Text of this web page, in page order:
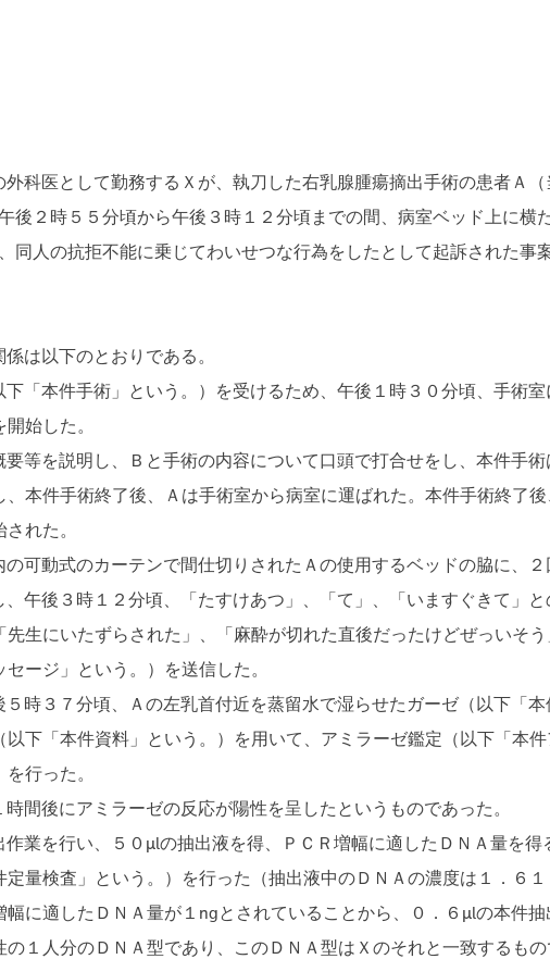
科医として勤務するＸが、執刀した右乳腺腫瘍摘出手術の患者Ａ
後２時５５分頃から午後３時１２分頃までの間、病室ベッド上に横
人の抗拒不能に乗じてわいせつな行為をしたとして起訴された事案
以下のとおりである。
「本件手術」という。）を受けるため、午後１時３０分頃、手術
始した。
等を説明し、Ｂと手術の内容について口頭で打合せをし、本件手
本件手術終了後、Ａは手術室から病室に運ばれた。本件手術終了
れた。
可動式のカーテンで間仕切りされたＡの使用するベッドの脇に、２
午後３時１２分頃、「たすけあつ」、「て」、「いますぐきて」
生にいたずらされた」、「麻酔が切れた直後だったけどぜっいそう
ージ」という。）を送信した。
時３７分頃、Ａの左乳首付近を蒸留水で湿らせたガーゼ（以下「本
下「本件資料」という。）を用いて、アミラーゼ鑑定（以下「本
行った。
間後にアミラーゼの反応が陽性を呈したというものであった。
業を行い、５０μlの抽出液を得、ＰＣＲ増幅に適したＤＮＡ量を
量検査」という。）を行った（抽出液中のＤＮＡの濃度は１．６
に適したＤＮＡ量が１ngとされていることから、０．６μlの本件
１人分のＤＮＡ型であり、このＤＮＡ型はＸのそれと一致するもの